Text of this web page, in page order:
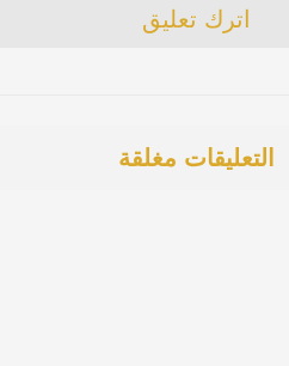
اترك تعليق
التعليقات مغلقة